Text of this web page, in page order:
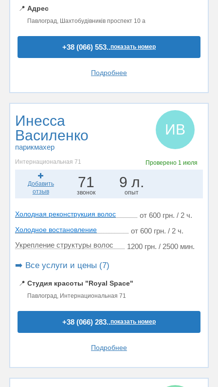
📍 Адрес
Павлоград, Шахтобудівників проспект 10 а
+38 (066) 553..показать номер
Подробнее
Инесса
Василенко
парикмахер
ИВ
Интернациональная 71 Проверено 1 июля
Добавить
отзыв
71
звонок
9 л.
опыт
Холодная реконструкция волос от 600 грн. / 2 ч.
Холодное востановление
от 600 грн. / 2 ч.
Укрепление структуры волос
1200 грн. / 2500 мин.
➡️ Все услуги и цены (7)
📍 Студия красоты "Royal Space"
Павлоград, Интернациональная 71
+38 (066) 283..показать номер
Подробнее